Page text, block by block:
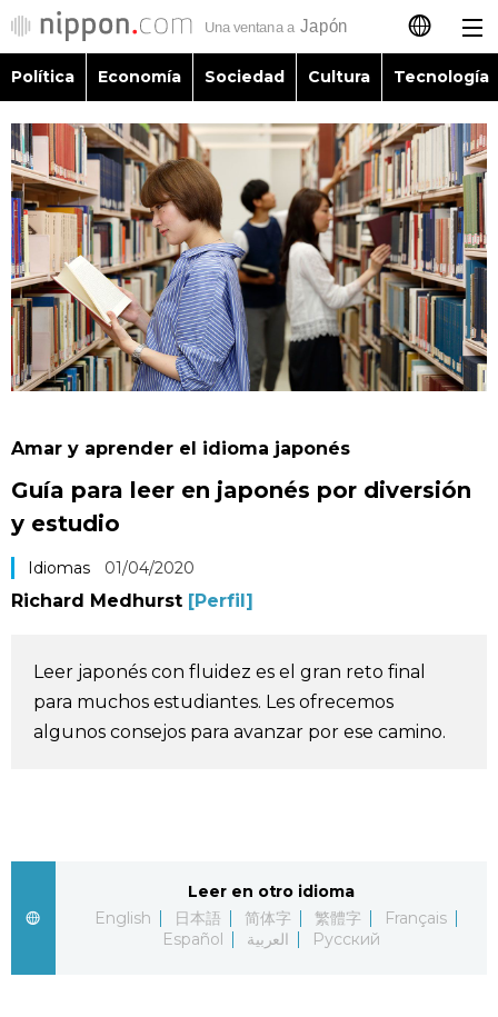
日本語
English
简体字
繁體字
Français
العربية
Política
Economía
Sociedad
Vida
Guía de Japón
En profundidad
Datos de Japón
Fragmentos de Japón
Política Economía Sociedad Cultura Tecnología
Amar y aprender el idioma japonés
Guía para leer en japonés por diversión
y estudio
Idiomas 01/04/2020
Richard Medhurst [Perfil]
Leer japonés con fluidez es el gran reto final
para muchos estudiantes. Les ofrecemos
algunos consejos para avanzar por ese camino.
Leer en otro idioma
English
日本語 简体字 繁體字
Français
Español
العربية Русский